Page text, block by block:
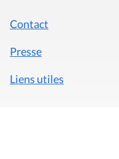
Contact
Presse
Liens utiles